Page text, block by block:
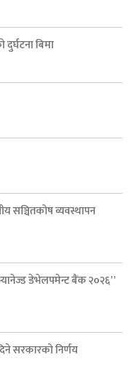
बिमा
सञ्चितकोष व्यवस्थापन
डेभेलपमेन्ट बैंक २०२६”
सरकारको निर्णय